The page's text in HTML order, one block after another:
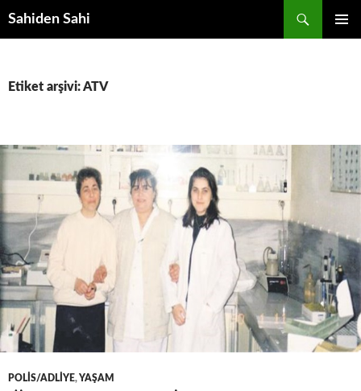
Sahiden Sahi
Etiket arşivi: ATV
POLIS/ADLIYE, YAŞAM